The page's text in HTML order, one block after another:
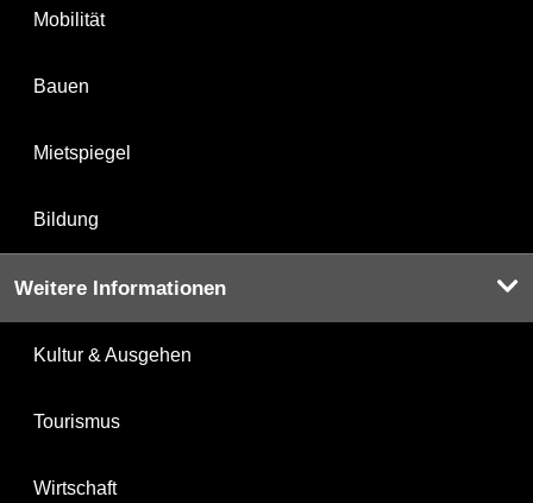
Mobilität
Bauen
Mietspiegel
Bildung
Weitere Informationen
Kultur & Ausgehen
Tourismus
Wirtschaft